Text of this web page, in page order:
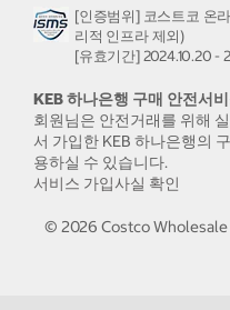
[인증범위] 코스트코 온
리적 인프라 제외)
[유효기간] 2024.10.20 -
KEB 하나은행 구매 안전서
회원님은 안전거래를 위해
서 가입한 KEB 하나은행의
용하실 수 있습니다.
서비스 가입사실 확인
© 2026 Costco